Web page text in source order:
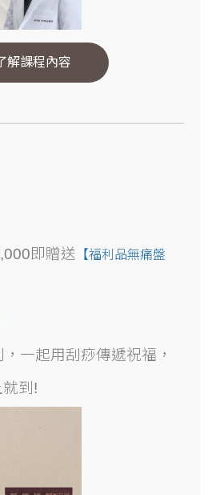
解課程內容
即贈送 【福利品無痛盤
一起用刮痧傳遞祝福，
到!